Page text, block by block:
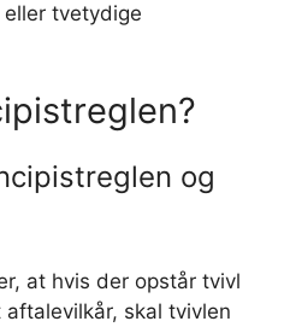
tvetydige
og
at hvis der opstår tvivl
skal tvivlen